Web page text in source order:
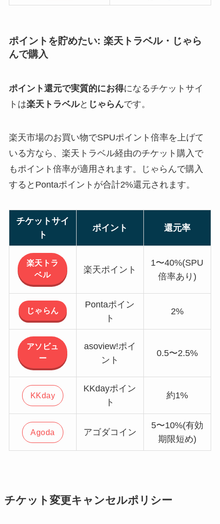
ポイントを貯めたい: 楽天トラベル・じゃら
んで購入
ポイント還元で実質的にお得になるチケットサイ
トは楽天トラベルと じゃらんです。
楽天市場のお買い物でSPUポイント倍率を上げて
いる方なら、楽天トラベル経由のチケット購入で
もポイント倍率が適用されます。じゃらんで購入
するとPontaポイントが合計2%還元されます。
チケットサイ
ト
ポイント 還元率
楽天トラ
ベル
楽天ポイント
1〜40%(SPU
倍率あり)
じゃらん
Pontaポイン
ト
2%
アソビュ
ー
asoview!ポイ
ント
0.5〜2.5%
KKday
KKdayポイン
ト
約1%
Agoda アゴダコイン
5〜10%(有効
期限短め)
チケット変更キャンセルポリシー